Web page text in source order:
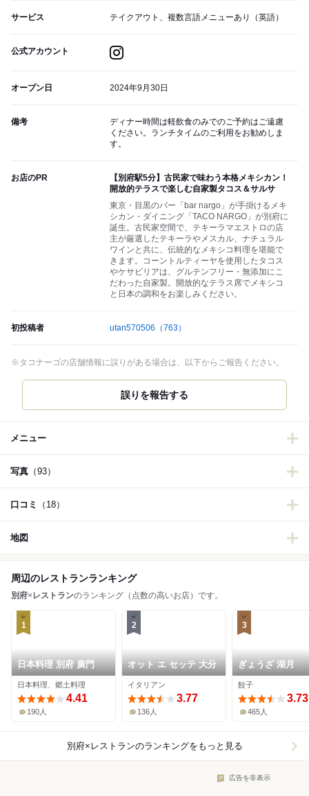
サービス テイクアウト、複数言語メニューあり（英語）
公式アカウント
オープン日 2024年9月30日
備考
ディナー時間は軽飲食のみでのご予約はご遠慮
ください。ランチタイムのご利用をお勧めしま
す。
お店のPR
【別府駅5分】古民家で味わう本格メキシカン！
開放的テラスで楽しむ自家製タコス＆サルサ
東京・目黒のバー「bar nargo」が手掛けるメキ
シカン・ダイニング「TACO NARGO」が別府に
誕生。古民家空間で、テキーラマエストロの店
主が厳選したテキーラやメスカル、ナチュラル
ワインと共に、伝統的なメキシコ料理を堪能で
きます。コーントルティーヤを使用したタコス
やケサビリアは、グルテンフリー・無添加にこ
だわった自家製。開放的なテラス席でメキシコ
と日本の調和をお楽しみください。
初投稿者 utan570506 （763）
※タコナーゴの店舗情報に誤りがある場合は、以下からご報告ください。
誤りを報告する
メニュー
写真 （93）
口コミ （18）
地図
周辺のレストランランキング
別府× レストランのランキング（点数の高いお店）です。
1
日本料理 別府 廣門
日本料理、郷土料理
4.41
190人
2
オット エ セッテ 大分
イタリアン
3.77
136人
3
ぎょうざ 湖月
餃子
3.73
465人
別府×レストランのランキングをもっと見る
広告を非表示